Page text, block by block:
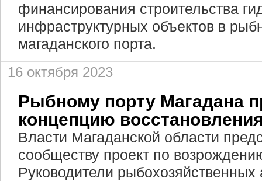
финансирования строительства
инфраструктурных объектов в
магаданского порта.
16 октября 2023
Рыбному порту Магадана
концепцию
Власти Магаданской области
сообществу проект по
Руководители рыбохозяйственных